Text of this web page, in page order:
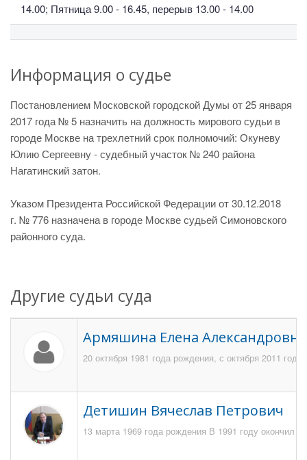
14.00; Пятница 9.00 - 16.45, перерыв 13.00 - 14.00
Информация о судье
Постановлением Московской городской Думы от 25 января
2017 года № 5 назначить на должность мирового судьи в
городе Москве на трехлетний срок полномочий: Окуневу
Юлию Сергеевну - судебный участок № 240 района
Нагатинский затон.
Указом Президента Российской Федерации от 30.12.2018
г. № 776 назначена в городе Москве судьей Симоновского
районного суда.
Другие судьи суда
Армяшина Елена Александровна
20 октября 1981 года рождения, с октября 2011
Детишин Вячеслав Петрович
13 марта 1969 года рождения В 1991 году окончил